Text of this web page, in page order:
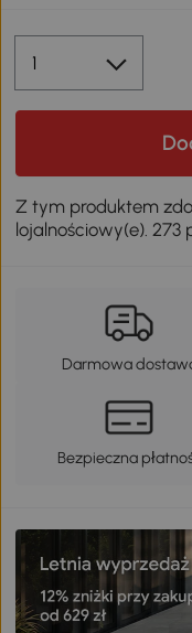
Z tym produktem
lojalnościowy(e). 273
Darmowa
Bezpieczna